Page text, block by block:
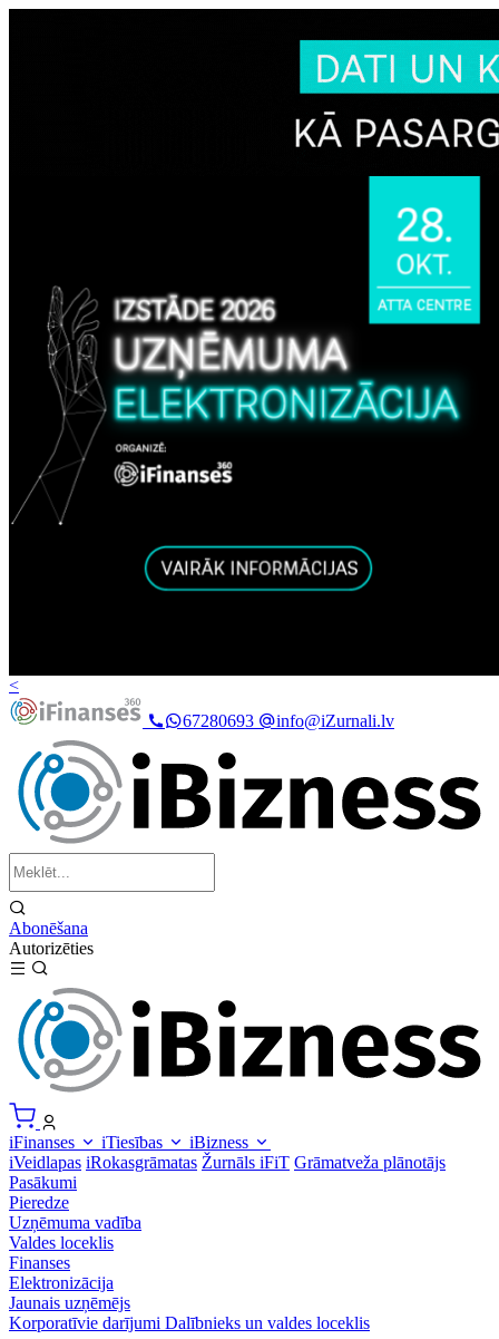
<
67280693
info@iZurnali.lv
Abonēšana
Autorizēties
iFinanses iTiesības
iBizness
iVeidlapas iRokasgrāmatas Žurnāls iFiT Grāmatveža plānotājs
Pasākumi
Pieredze
Uzņēmuma vadība
Valdes loceklis
Finanses
Elektronizācija
Jaunais uzņēmējs
Korporatīvie darījumi Dalībnieks un valdes loceklis